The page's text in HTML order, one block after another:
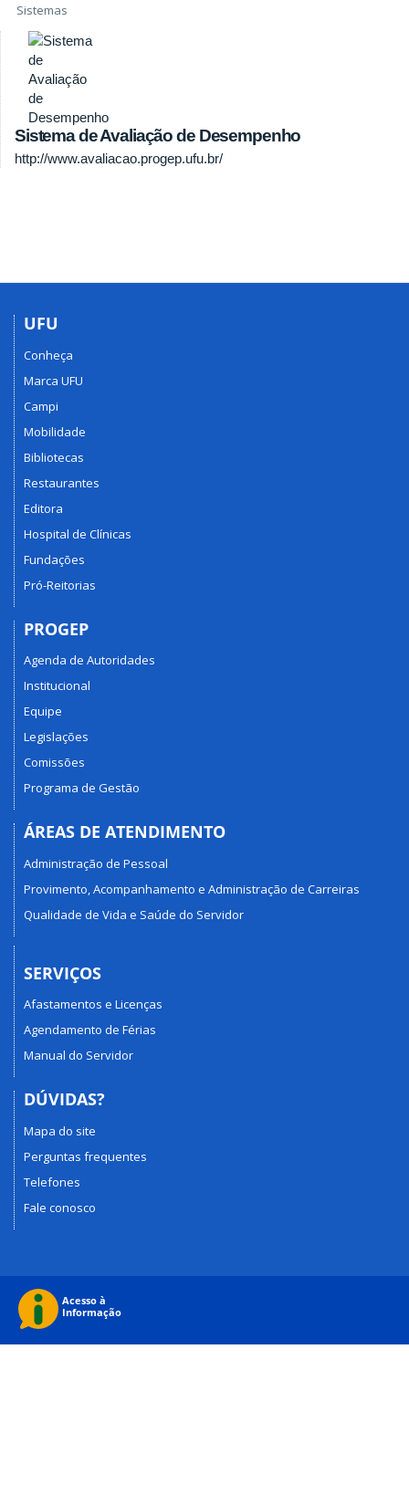
Sistemas
Sistema de Avaliação de Desempenho
http://www.avaliacao.progep.ufu.br/
UFU
Conheça
Marca UFU
Campi
Mobilidade
Bibliotecas
Restaurantes
Editora
Hospital de Clínicas
Fundações
Pró-Reitorias
PROGEP
Agenda de Autoridades
Institucional
Equipe
Legislações
Comissões
Programa de Gestão
ÁREAS DE ATENDIMENTO
Administração de Pessoal
Provimento, Acompanhamento e Administração de Carreiras
Qualidade de Vida e Saúde do Servidor
SERVIÇOS
Afastamentos e Licenças
Agendamento de Férias
Manual do Servidor
DÚVIDAS?
Mapa do site
Perguntas frequentes
Telefones
Fale conosco